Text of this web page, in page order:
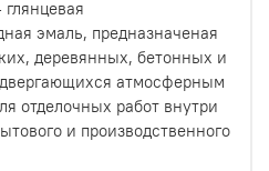
эмаль, предназначеная
деревянных, бетонных и
атмосферным
отделочных работ внутри
и производственного